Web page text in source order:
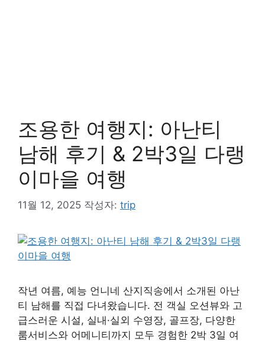
조용한 여행지: 아난티
남해 후기 & 2박3일 다랭
이마을 여행
11월 12, 2025 작성자: trip
작년 여름, 예능 언니네 산지직송에서 소개된 아난
티 남해를 직접 다녀왔습니다. 전 객실 오션뷰와 고
급스러운 시설, 실내·실외 수영장, 골프장, 다양한
룸서비스와 어메니티까지 모두 경험한 2박 3일 여